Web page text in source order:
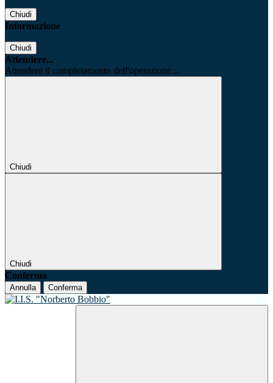
Chiudi
Informazione
Chiudi
Attendere...
Attendere il completamento dell'operazione...
Chiudi
Chiudi
Conferma
Annulla Conferma